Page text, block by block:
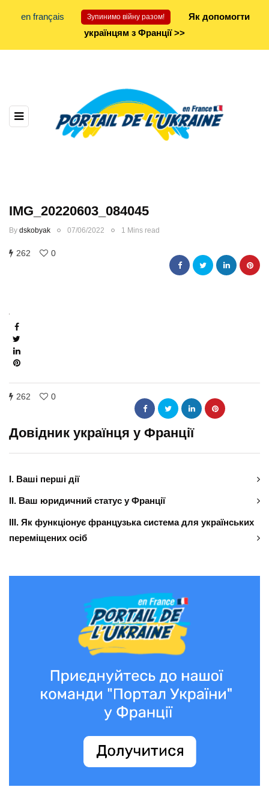
en français Зупинимо війну разом!
Як допомогти
українцям з Франції >>
IMG_20220603_084045
By dskobyak 07/06/2022 1 Mins read
262 0
262 0
Довідник українця у Франції
І. Ваші перші дії
ІІ. Ваш юридичний статус у Франції
ІІІ. Як функціонує французька система для українських
переміщених осіб